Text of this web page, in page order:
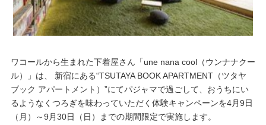
ワコールウェブストア
ニュース＆トピックス
ワコールから生まれた下着屋さん「une nana cool（ウンナナクー
ル）」は、 新宿にある“TSUTAYA BOOK APARTMENT（ツタヤ
ブック アパートメント）”にてパジャマで過ごして、おうちにい
るようなくつろぎを味わっていただく体験キャンペーンを4月9日
（月）～9月30日（日）までの期間限定で実施します。